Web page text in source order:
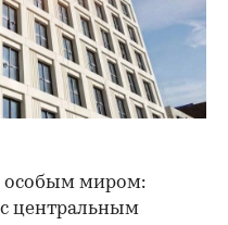
особым миром:
центральным